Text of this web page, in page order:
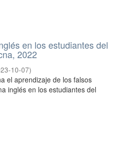
en los estudiantes del
2022
10-07)
el aprendizaje de los falsos
inglés en los estudiantes del